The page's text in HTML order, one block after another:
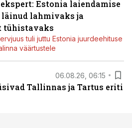
Estonia laiendamise
lahmivaks ja
tühistavaks
tuli juttu Estonia juurdeehituse
väärtustele
06.08.26, 06:15
Tallinnas ja Tartus eriti